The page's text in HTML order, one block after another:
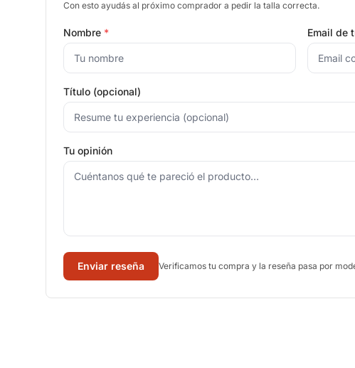
Con esto ayudás al próximo comprador a pedir la talla correcta.
Nombre * Email de
Título (opcional)
Tu opinión
Enviar reseña Verificamos tu compra y la reseña pasa por